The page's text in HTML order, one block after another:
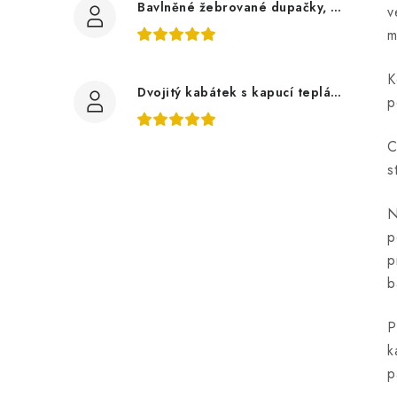
Bavlněné žebrované dupačky, zelené mojito
Dvojitý kabátek s kapucí teplákovina, auta